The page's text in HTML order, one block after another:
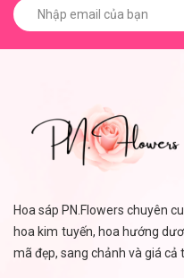
Hoa sáp PN.Flowers chuyên
hoa kim tuyến, hoa hướng
mã đẹp, sang chảnh và giá